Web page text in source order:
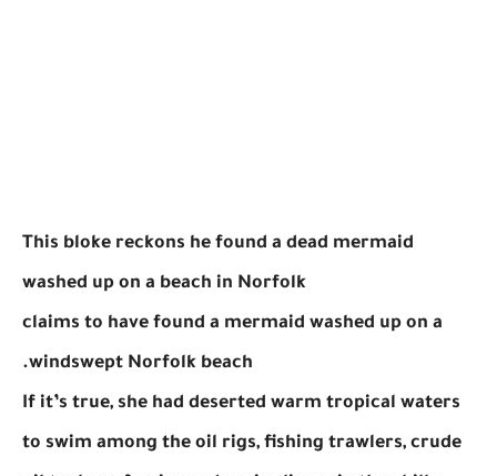
This bloke reckons he found a dead mermaid
washed up on a beach in Norfolk
claims to have found a mermaid washed up on a
windswept Norfolk beach.
If it’s true, she had deserted warm tropical waters
to swim among the oil rigs, fishing trawlers, crude